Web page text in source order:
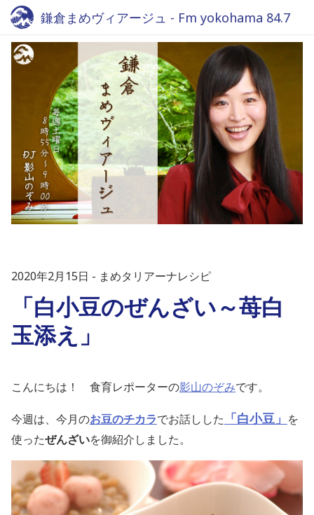
鎌倉まめヴィアージュ - Fm yokohama 84.7
2020年2月15日 まめタリアーナレシピ
「白小豆のぜんざい～苺白
玉添え」
こんにちは！ 食育レポーターの影山のぞみです。
今週は、今月のお豆のチカラでお話しした 「白小豆」 を
使ったぜんざいを御紹介しました。